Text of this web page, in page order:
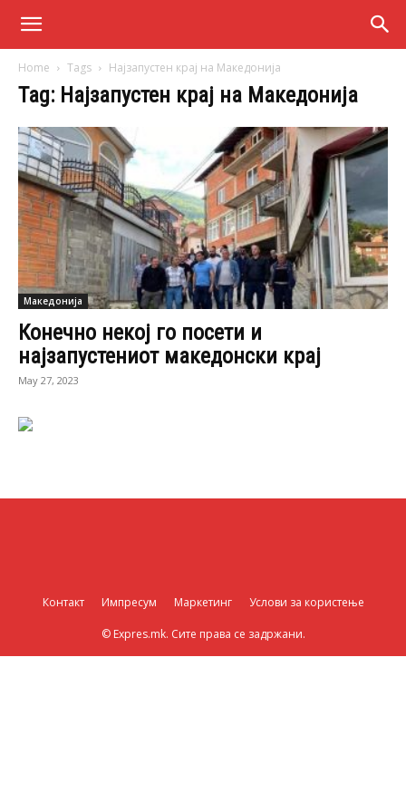
Home Tags Најзапустен крај на Македонија
Tag: Најзапустен крај на Македонија
Македонија
Конечно некој го посети и
најзапустениот македонски крај
May 27, 2023
Контакт Импресум Маркетинг Услови за користење
© Expres.mk. Сите права се задржани.